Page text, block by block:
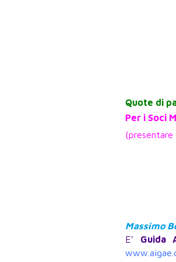
Quote di
Per i Soci
(presentare
Massimo
E’ Guida